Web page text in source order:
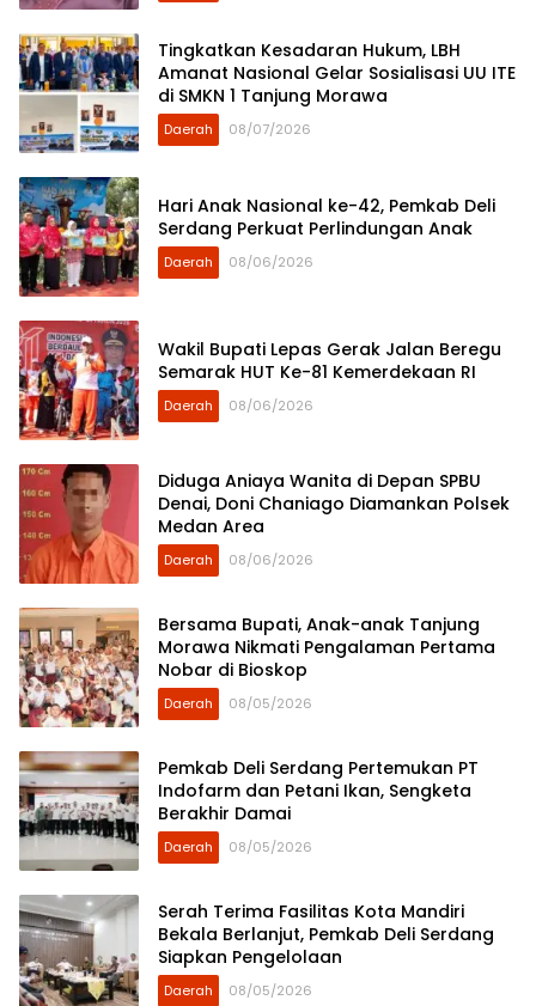
Tingkatkan Kesadaran Hukum, LBH
Amanat Nasional Gelar Sosialisasi UU ITE
di SMKN 1 Tanjung Morawa
Daerah 08/07/2026
Hari Anak Nasional ke-42, Pemkab Deli
Serdang Perkuat Perlindungan Anak
Daerah 08/06/2026
Wakil Bupati Lepas Gerak Jalan Beregu
Semarak HUT Ke-81 Kemerdekaan RI
Daerah 08/06/2026
Diduga Aniaya Wanita di Depan SPBU
Denai, Doni Chaniago Diamankan Polsek
Medan Area
Daerah 08/06/2026
Bersama Bupati, Anak-anak Tanjung
Morawa Nikmati Pengalaman Pertama
Nobar di Bioskop
Daerah 08/05/2026
Pemkab Deli Serdang Pertemukan PT
Indofarm dan Petani Ikan, Sengketa
Berakhir Damai
Daerah 08/05/2026
Serah Terima Fasilitas Kota Mandiri
Bekala Berlanjut, Pemkab Deli Serdang
Siapkan Pengelolaan
Daerah 08/05/2026